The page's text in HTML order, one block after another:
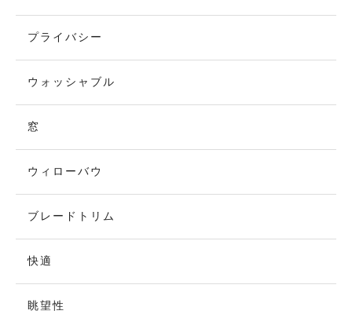
プライバシー
ウォッシャブル
窓
ウィローバウ
ブレードトリム
快適
眺望性